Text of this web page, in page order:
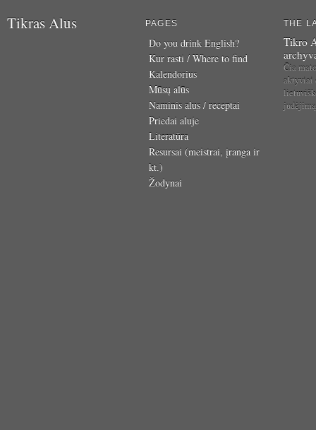
Tikras Alus PAGES
Do you drink English?
Kur rasti / Where to find
Kalendorius
Mūsų alūs
Naminis alus / receptai
Priedai aluje
Literatūra
Resursai (meistrai, įranga ir
kt.)
Žodynai
THE
Tikro
Čia
aktyviai